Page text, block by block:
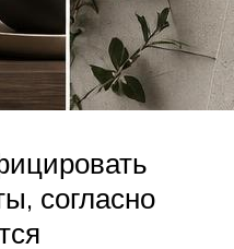
согласно